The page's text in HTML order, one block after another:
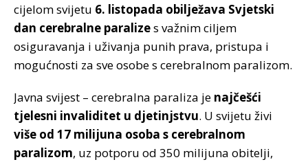
cijelom svijetu 6. listopada obilježava Svjetski
dan cerebralne paralizes važnim ciljem
osiguravanja i uživanja punih prava, pristupa i
mogućnosti za sve osobe s cerebralnom paralizom.
Javna svijest – cerebralna paraliza je najčešći
tjelesni invaliditet u djetinjstvu. U svijetu živi
više od 17 milijuna osoba s cerebralnom
paralizom, uz potporu od 350 milijuna obitelji,